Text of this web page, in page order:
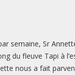
semaine, Sr
du fleuve Tapi à
nous a fait